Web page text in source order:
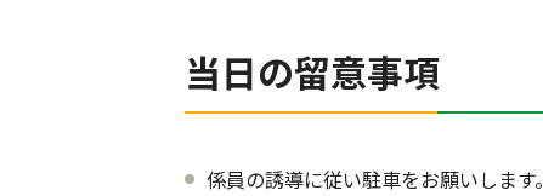
当日の留意事項
係員の誘導に従い駐車をお願いします。